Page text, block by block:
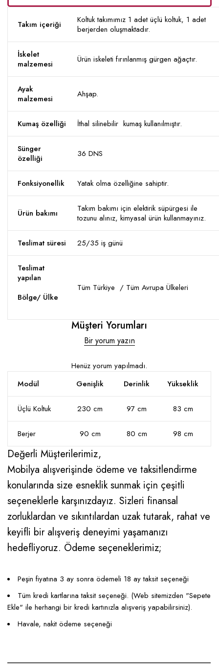
Takım içeriği
Koltuk takımımız 1 adet üçlü koltuk, 1 adet
berjerden oluşmaktadır.
İskelet
malzemesi
Ürün iskeleti fırınlanmış gürgen ağaçtır.
Ayak
malzemesi
Ahşap.
Kumaş özelliği İthal silinebilir kumaş kullanılmıştır.
Sünger
özelliği
36 DNS
Fonksiyonellik Yatak olma özelliğine sahiptir.
Ürün bakımı
Takım bakımı için elektirik süpürgesi ile
tozunu alınız, kimyasal ürün kullanmayınız.
Teslimat süresi 25/35 iş günü
Teslimat
yapılan
Bölge/ Ülke
Tüm Türkiye / Tüm Avrupa Ülkeleri
Müşteri Yorumları
Bir yorum yazın
Henüz yorum yapılmadı.
Modül
Genişlik Derinlik Yükseklik
Üçlü Koltuk 230 cm 97 cm 83 cm
Berjer 90 cm 80 cm 98 cm
Değerli Müşterilerimiz,
Mobilya alışverişinde ödeme ve taksitlendirme
konularında size esneklik sunmak için çeşitli
seçeneklerle karşınızdayız. Sizleri finansal
zorluklardan ve sıkıntılardan uzak tutarak, rahat ve
keyifli bir alışveriş deneyimi yaşamanızı
hedefliyoruz. Ödeme seçeneklerimiz;
Peşin fiyatına 3 ay sonra ödemeli 18 ay taksit seçeneği
Tüm kredi kartlarına taksit seçeneği. (Web sitemizden "Sepete
Ekle" ile herhangi bir kredi kartınızla alışveriş yapabilirsiniz).
Havale, nakit ödeme seçeneği
____________________________________________________